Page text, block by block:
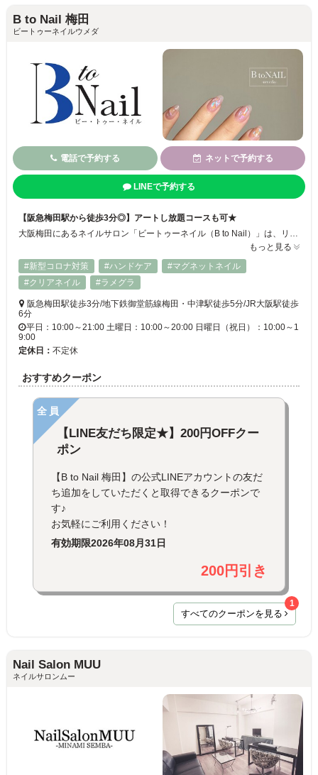
B to Nail 梅田
ビートゥーネイルウメダ
電話で予約する ネットで予約する
LINEで予約する
【阪急梅田駅から徒歩3分◎】アートし放題コースも可★
大阪梅田にあるネイルサロン「ビートゥーネイル（B to Nail）」は、リラックスできる空間で上質なネイルサービスを提供するサロンです。阪急梅田駅から徒歩3分に位置し、アクセスも良好。忙しい日常の中で、少しの時間を使って心地よく過ごすことができます★
もっと見る
#新型コロナ対策
#ハンドケア
#マグネットネイル
#クリアネイル
#ラメグラ
阪急梅田駅徒歩3分/地下鉄御堂筋線梅田・中津駅徒歩5分/JR大阪駅徒歩
6分
平日：10:00～21:00 土曜日：10:00～20:00 日曜日（祝日）：10:00～1
9:00
定休日： 不定休
おすすめクーポン
全員
【LINE友だち限定★】200円OFFクー
ポン
【B to Nail 梅田】の公式LINEアカウントの友だ
ち追加をしていただくと取得できるクーポンで
す♪
お気軽にご利用ください！
有効期限2026年08月31日
200円引き
すべてのクーポンを見る
1
Nail Salon MUU
ネイルサロンムー